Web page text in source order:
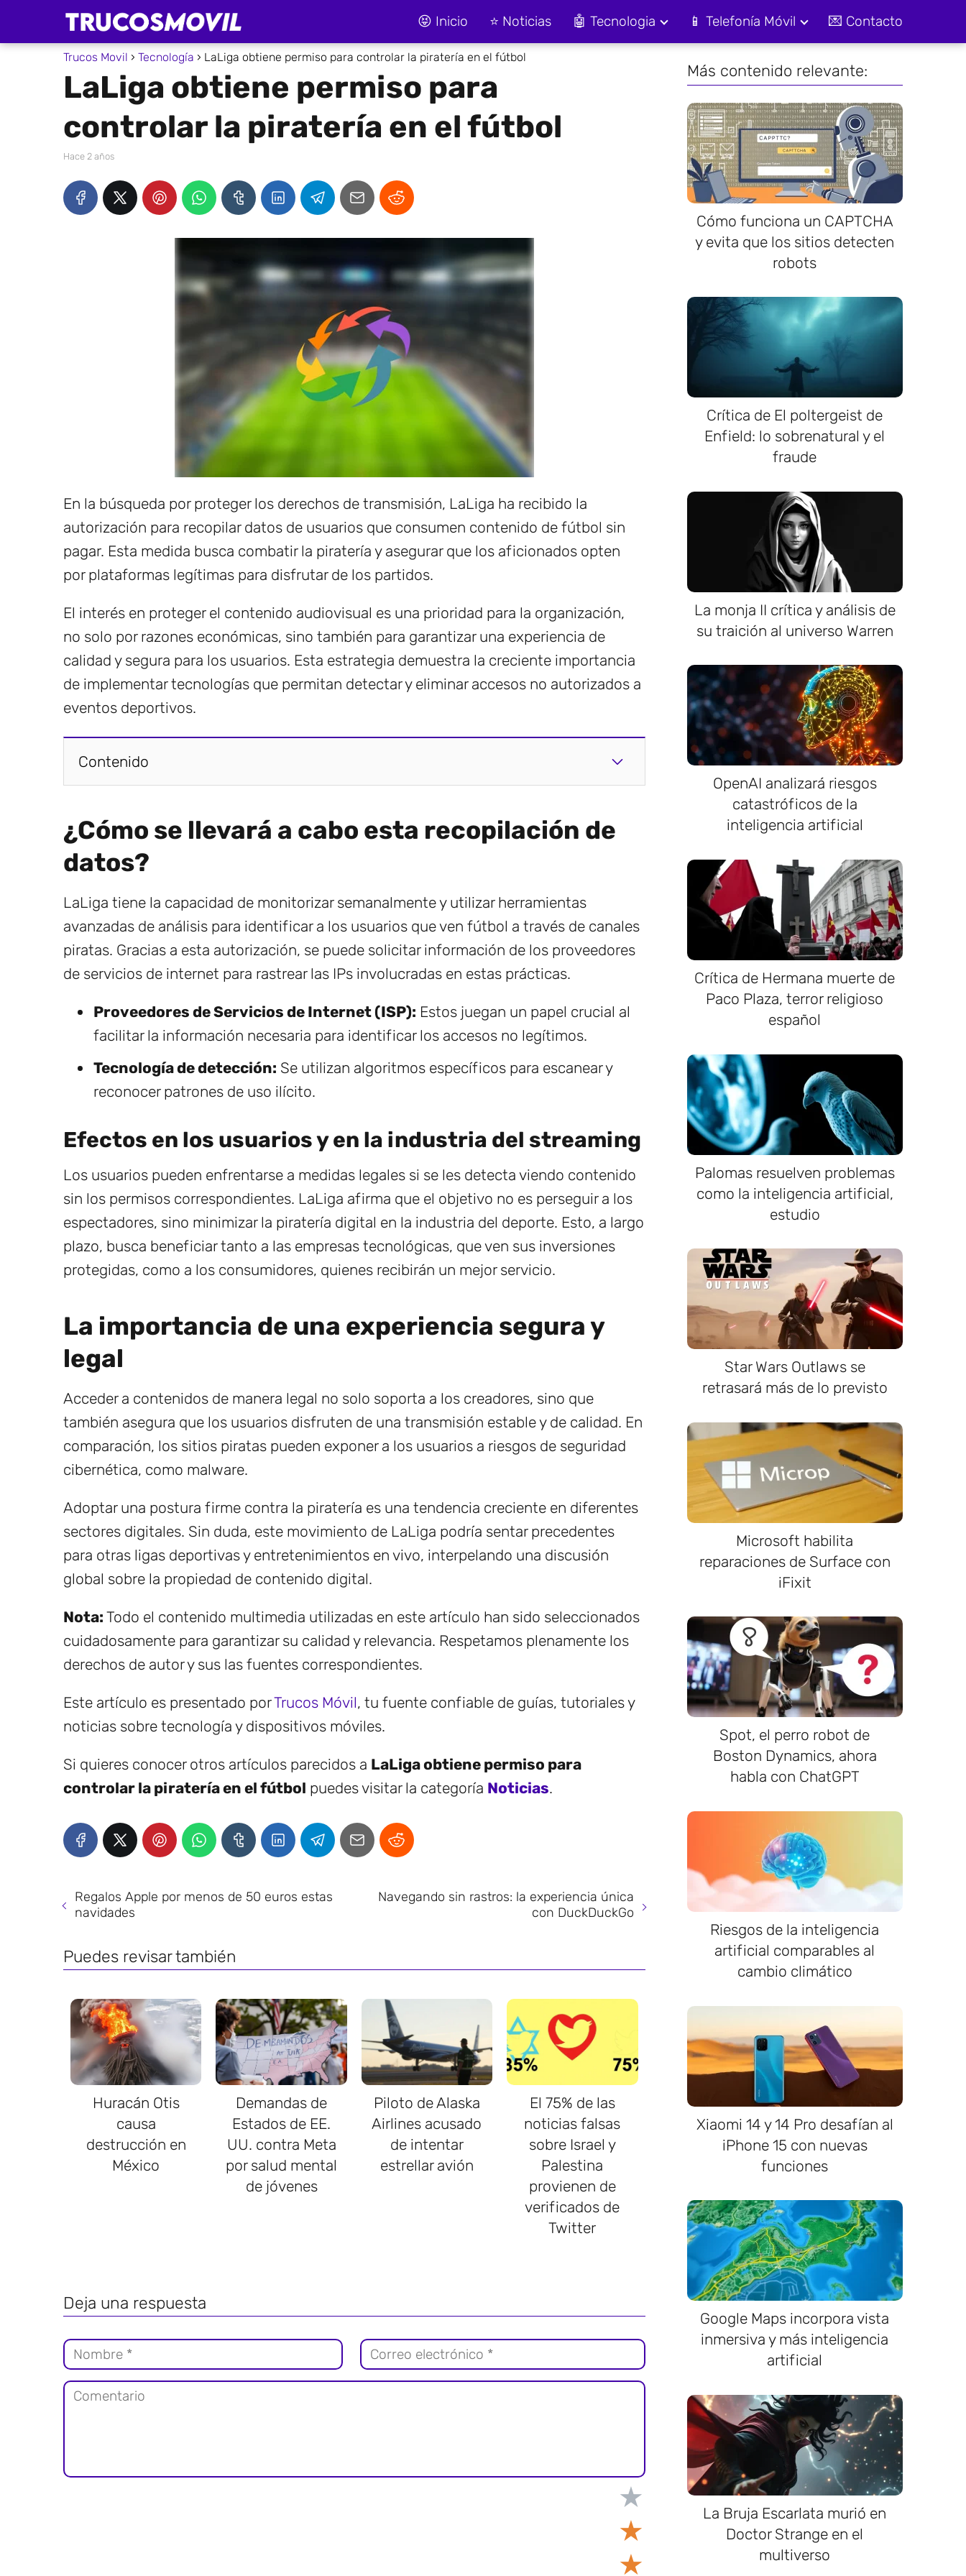
😝 Inicio ⭐ Noticias 🤖 Tecnologia 📱 Telefonía Móvil 💌 Contacto
Trucos Movil Tecnología LaLiga obtiene permiso para controlar la piratería en el fútbol
LaLiga obtiene permiso para
controlar la piratería en el fútbol
hace 2 años
En la búsqueda por proteger los derechos de transmisión, LaLiga ha recibido la
autorización para recopilar datos de usuarios que consumen contenido de fútbol sin
pagar. Esta medida busca combatir la piratería y asegurar que los aficionados opten
por plataformas legítimas para disfrutar de los partidos.
El interés en proteger el contenido audiovisual es una prioridad para la organización,
no solo por razones económicas, sino también para garantizar una experiencia de
calidad y segura para los usuarios. Esta estrategia demuestra la creciente importancia
de implementar tecnologías que permitan detectar y eliminar accesos no autorizados a
eventos deportivos.
Contenido
¿Cómo se llevará a cabo esta recopilación de
datos?
LaLiga tiene la capacidad de monitorizar semanalmente y utilizar herramientas
avanzadas de análisis para identificar a los usuarios que ven fútbol a través de canales
piratas. Gracias a esta autorización, se puede solicitar información de los proveedores
de servicios de internet para rastrear las IPs involucradas en estas prácticas.
Proveedores de Servicios de Internet (ISP): Estos juegan un papel crucial al
facilitar la información necesaria para identificar los accesos no legítimos.
Tecnología de detección: Se utilizan algoritmos específicos para escanear y
reconocer patrones de uso ilícito.
Efectos en los usuarios y en la industria del streaming
Los usuarios pueden enfrentarse a medidas legales si se les detecta viendo contenido
sin los permisos correspondientes. LaLiga afirma que el objetivo no es perseguir a los
espectadores, sino minimizar la piratería digital en la industria del deporte. Esto, a largo
plazo, busca beneficiar tanto a las empresas tecnológicas, que ven sus inversiones
protegidas, como a los consumidores, quienes recibirán un mejor servicio.
La importancia de una experiencia segura y
legal
Acceder a contenidos de manera legal no solo soporta a los creadores, sino que
también asegura que los usuarios disfruten de una transmisión estable y de calidad. En
comparación, los sitios piratas pueden exponer a los usuarios a riesgos de seguridad
cibernética, como malware.
Adoptar una postura firme contra la piratería es una tendencia creciente en diferentes
sectores digitales. Sin duda, este movimiento de LaLiga podría sentar precedentes
para otras ligas deportivas y entretenimientos en vivo, interpelando una discusión
global sobre la propiedad de contenido digital.
Nota: Todo el contenido multimedia utilizadas en este artículo han sido seleccionados
cuidadosamente para garantizar su calidad y relevancia. Respetamos plenamente los
derechos de autor y sus las fuentes correspondientes.
Este artículo es presentado porTrucos Móvil, tu fuente confiable de guías, tutoriales y
noticias sobre tecnología y dispositivos móviles.
Si quieres conocer otros artículos parecidos a LaLiga obtiene permiso para
controlar la piratería en el fútbol puedes visitar la categoría Noticias.
Regalos Apple por menos de 50 euros estas
navidades
Navegando sin rastros: la experiencia única
con DuckDuckGo
Puedes revisar también
Huracán Otis
causa
destrucción en
México
Demandas de
Estados de EE.
UU. contra Meta
por salud mental
de jóvenes
Piloto de Alaska
Airlines acusado
de intentar
estrellar avión
El 75% de las
noticias falsas
sobre Israel y
Palestina
provienen de
verificados de
Twitter
Deja una respuesta
★
★
★
Más contenido relevante:
Cómo funciona un CAPTCHA
y evita que los sitios detecten
robots
Crítica de El poltergeist de
Enfield: lo sobrenatural y el
fraude
La monja II crítica y análisis de
su traición al universo Warren
OpenAI analizará riesgos
catastróficos de la
inteligencia artificial
Crítica de Hermana muerte de
Paco Plaza, terror religioso
español
Palomas resuelven problemas
como la inteligencia artificial,
estudio
Star Wars Outlaws se
retrasará más de lo previsto
Microsoft habilita
reparaciones de Surface con
iFixit
Spot, el perro robot de
Boston Dynamics, ahora
habla con ChatGPT
Riesgos de la inteligencia
artificial comparables al
cambio climático
Xiaomi 14 y 14 Pro desafían al
iPhone 15 con nuevas
funciones
Google Maps incorpora vista
inmersiva y más inteligencia
artificial
La Bruja Escarlata murió en
Doctor Strange en el
multiverso